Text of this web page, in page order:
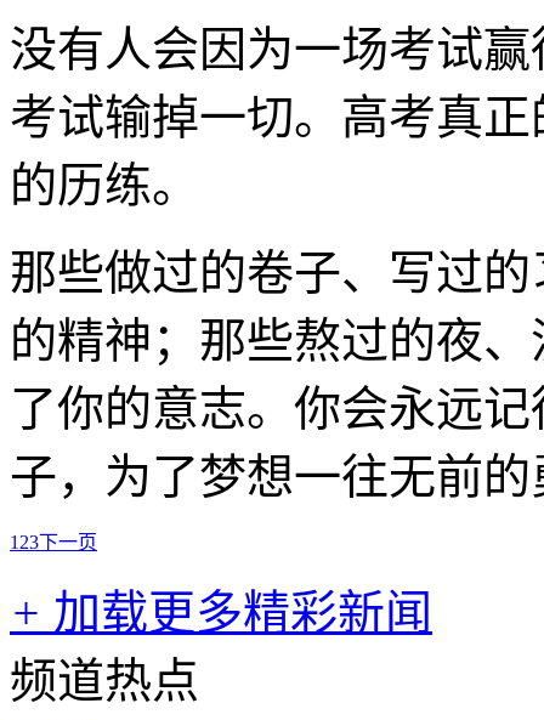
没有人会因为一场考试
考试输掉一切。高考真
的历练。
那些做过的卷子、写过
的精神；那些熬过的夜
了你的意志。你会永远
子，为了梦想一往无前的
1 23下一页
+ 加载更多精彩新闻
频道热点